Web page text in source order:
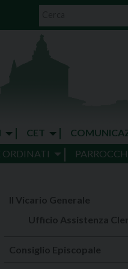
CET
ORDINATI
Il Vicario Generale
Ufficio Assistenza
Consiglio Episcopale